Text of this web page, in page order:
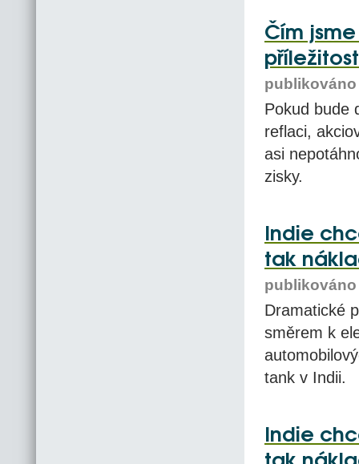
Čím
publikováno
Pokud bude
reflaci,
asi
zisky.
Indie
tak
publikováno
Dramatické
směrem k
tank v Indii.
Indie